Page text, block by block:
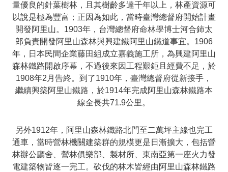
量優良的針葉樹林，且其樹齡多達千年以上，林產資源可
以說是極為豐富；正因為如此，當時臺灣總督府開始計畫
開發阿里山。1903年，台灣總督府命林學博士河合鈰太
郎負責開發阿里山森林與興建鐵阿里山鐵道事宜。1906
年，日本民間企業藤田組成立嘉義施工所，為興建阿里山
森林鐵路開啟序幕，不過後來因工程艱鉅且經費不足，於
1908年2月告終。到了1910年，臺灣總督府從新接手，
繼續興築阿里山鐵路，於1914年完成阿里山森林鐵路本
線全長共71.9公里。
另外1912年，阿里山森林鐵路北門至二萬坪主線也完工
通車，當時營林機關建築群的規模更是日漸擴大，包括營
林辦公廳舍、營林俱樂部、製材所、東南亞第一座火力發
電建築物皆逐一完工。砍伐的林木皆經由阿里山森林鐵路